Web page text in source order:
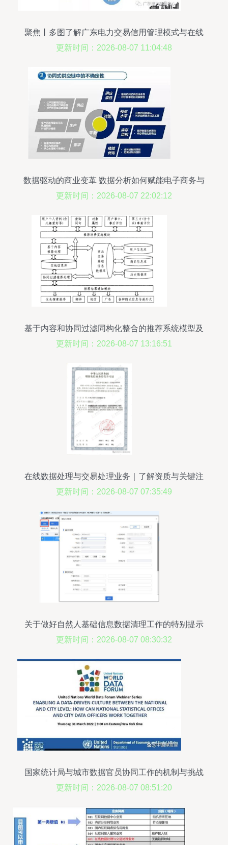
聚焦丨多图了解广东电力交易信用管理模式与在线
数据处理业务
更新时间：2026-08-07 11:04:48
数据驱动的商业变革 数据分析如何赋能电子商务与
实体业务及在线数据处理与交易处理业务
更新时间：2026-08-07 22:02:12
基于内容和协同过滤同构化整合的推荐系统模型及
其在在线交易处理业务中的应用
更新时间：2026-08-07 13:16:51
在线数据处理与交易处理业务｜了解资质与关键注
意事项
更新时间：2026-08-07 07:35:49
关于做好自然人基础信息数据清理工作的特别提示
更新时间：2026-08-07 08:30:32
国家统计局与城市数据官员协同工作的机制与挑战
更新时间：2026-08-07 08:51:20